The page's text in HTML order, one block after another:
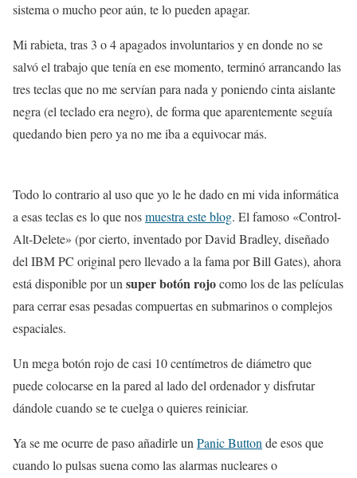
sistema o mucho peor aún, te lo pueden apagar.
Mi rabieta, tras 3 o 4 apagados involuntarios y en donde no se
salvó el trabajo que tenía en ese momento, terminó arrancando las
tres teclas que no me servían para nada y poniendo cinta aislante
negra (el teclado era negro), de forma que aparentemente seguía
quedando bien pero ya no me iba a equivocar más.
Todo lo contrario al uso que yo le he dado en mi vida informática
a esas teclas es lo que nosmuestra este blog. El famoso «Control-
Alt-Delete» (por cierto, inventado por David Bradley, diseñado
del IBM PC original pero llevado a la fama por Bill Gates), ahora
está disponible por un super botón rojocomo los de las películas
para cerrar esas pesadas compuertas en submarinos o complejos
espaciales.
Un mega botón rojo de casi 10 centímetros de diámetro que
puede colocarse en la pared al lado del ordenador y disfrutar
dándole cuando se te cuelga o quieres reiniciar.
Ya se me ocurre de paso añadirle un Panic Button de esos que
cuando lo pulsas suena como las alarmas nucleares o